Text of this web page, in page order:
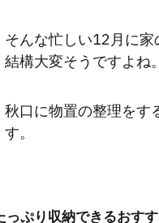
そんな忙しい12月に家
結構大変そうですよね。
秋口に物置の整理をす
す。
っぷり収納できるおす